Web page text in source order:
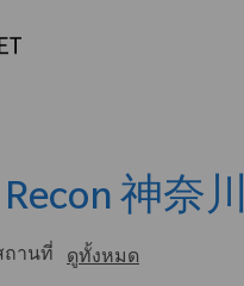
Recon 神奈川
ถานที่
ดูทั้งหมด